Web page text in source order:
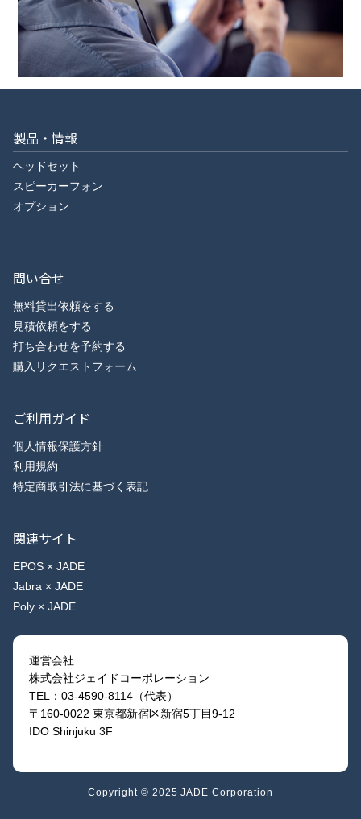
製品・情報
ヘッドセット
スピーカーフォン
オプション
問い合せ
無料貸出依頼をする
見積依頼をする
打ち合わせを予約する
購入リクエストフォーム
ご利用ガイド
個人情報保護方針
利用規約
特定商取引法に基づく表記
関連サイト
EPOS × JADE
Jabra × JADE
Poly × JADE
運営会社
株式会社ジェイドコーポレーション
TEL：03-4590-8114（代表）
〒160-0022 東京都新宿区新宿5丁目9-12
IDO Shinjuku 3F
Copyright © 2025 JADE Corporation